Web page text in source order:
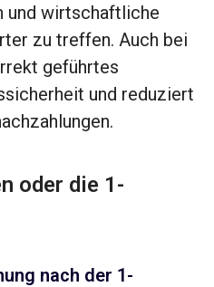
und wirtschaftliche
zu treffen. Auch bei
geführtes
und reduziert
oder die 1-
nach der 1-